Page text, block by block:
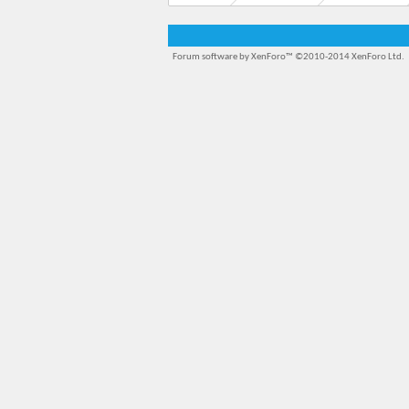
Forum software by XenForo™ ©2010-2014 XenForo Ltd.